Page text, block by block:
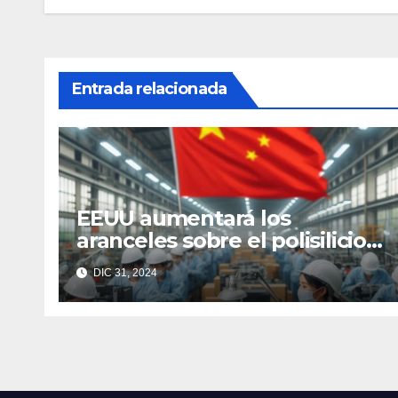
entradas
Entrada relacionada
EEUU aumentará los
aranceles sobre el polisilicio,
las obleas y el wolframio
chinos
DIC 31, 2024